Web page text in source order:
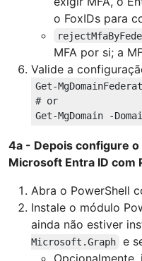
o FoxIDs para
MFA por si; a
Valide a
Get-
# or
Get-MgDomain -
4a - Depois configure
Microsoft Entra ID com
Abra o PowerShell
Instale o módulo
ainda não estiver
Microsoft.Graph
e